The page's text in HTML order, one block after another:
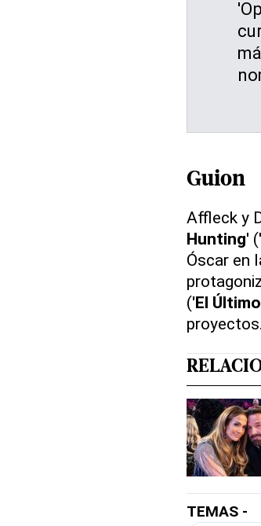
Guion
Affleck y
Hunting'
Óscar en
('El
proyectos.
TEMAS -